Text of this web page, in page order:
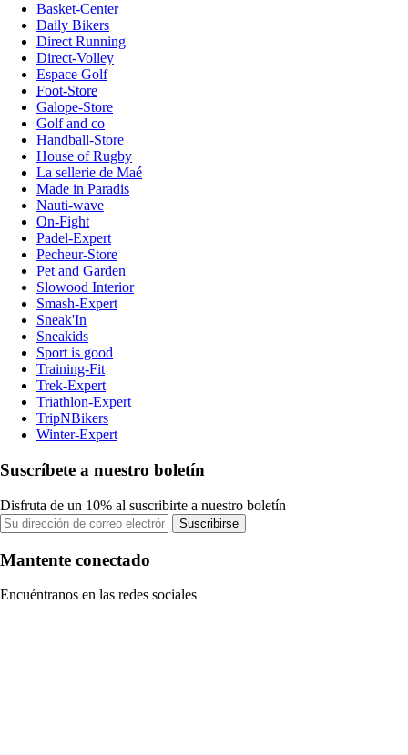
Basket-Center
Daily Bikers
Direct Running
Direct-Volley
Espace Golf
Foot-Store
Galope-Store
Golf and co
Handball-Store
House of Rugby
La sellerie de Maé
Made in Paradis
Nauti-wave
On-Fight
Padel-Expert
Pecheur-Store
Pet and Garden
Slowood Interior
Smash-Expert
Sneak'In
Sneakids
Sport is good
Training-Fit
Trek-Expert
Triathlon-Expert
TripNBikers
Winter-Expert
Suscríbete a nuestro boletín
Disfruta de un 10% al suscribirte a nuestro boletín
Suscribirse
Mantente conectado
Encuéntranos en las redes sociales